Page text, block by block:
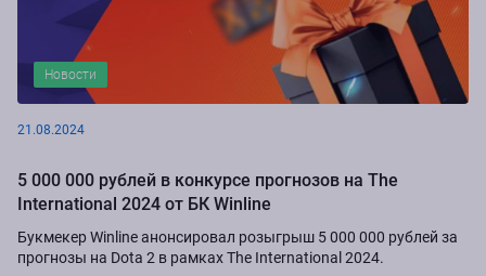
Новости
21.08.2024
5 000 000 рублей в конкурсе прогнозов на The
International 2024 от БК Winline
Букмекер Winline анонсировал розыгрыш 5 000 000 рублей за
прогнозы на Dota 2 в рамках The International 2024.